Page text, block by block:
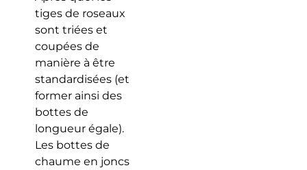
tiges de roseaux
sont triées et
coupées de
manière à être
standardisées (et
former ainsi des
bottes de
longueur égale).
Les bottes de
chaume en joncs